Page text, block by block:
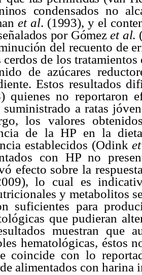
condensados no
et al. (1993), y el
por Gómezet al.
del recuento de
cerdos de los
de azúcares
Estos resultados
quienes no reportaron
suministrado a ratas
los valores
de la HP en la
establecidos (Odink
con HP no
efecto sobre la
lo cual es
y metabolitos
suficientes para
que pudieran
muestran que
hematológicas, éstos
coincide con lo
alimentados con